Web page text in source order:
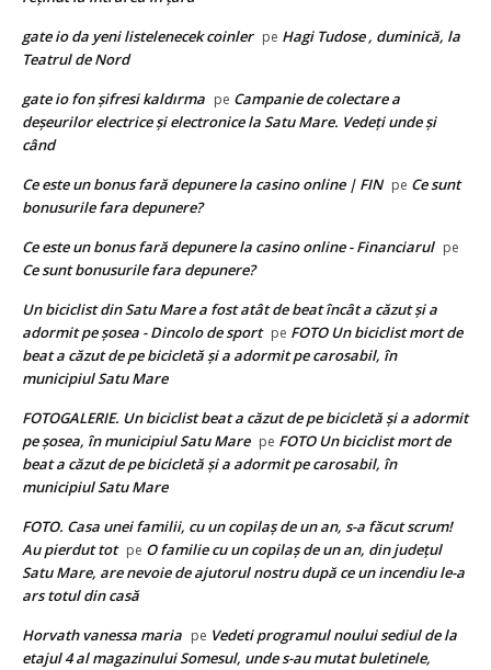
gate io da yeni listelenecek coinler pe Hagi Tudose , duminică, la
Teatrul de Nord
gate io fon şifresi kaldırma pe Campanie de colectare a
deșeurilor electrice și electronice la Satu Mare. Vedeți unde și
când
Ce este un bonus fară depunere la casino online | FIN pe Ce sunt
bonusurile fara depunere?
Ce este un bonus fară depunere la casino online - Financiarul pe
Ce sunt bonusurile fara depunere?
Un biciclist din Satu Mare a fost atât de beat încât a căzut și a
adormit pe șosea - Dincolo de sport pe FOTO Un biciclist mort de
beat a căzut de pe bicicletă și a adormit pe carosabil, în
municipiul Satu Mare
FOTOGALERIE. Un biciclist beat a căzut de pe bicicletă și a adormit
pe șosea, în municipiul Satu Mare pe FOTO Un biciclist mort de
beat a căzut de pe bicicletă și a adormit pe carosabil, în
municipiul Satu Mare
FOTO. Casa unei familii, cu un copilaș de un an, s-a făcut scrum!
Au pierdut tot pe O familie cu un copilaș de un an, din județul
Satu Mare, are nevoie de ajutorul nostru după ce un incendiu le-a
ars totul din casă
Horvath vanessa maria pe Vedeti programul noului sediul de la
etajul 4 al magazinului Somesul, unde s-au mutat buletinele,